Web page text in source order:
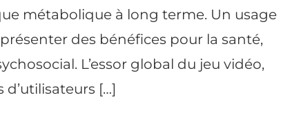
métabolique à long terme. Un usage
des bénéfices pour la santé,
L’essor global du jeu vidéo,
[…]